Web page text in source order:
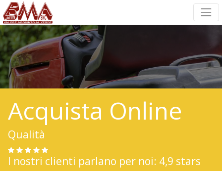
Acquista Online
Qualità
I nostri clienti parlano per noi: 4,9 stars